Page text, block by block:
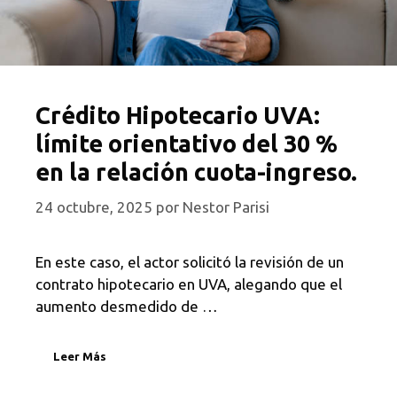
Crédito Hipotecario UVA:
límite orientativo del 30 %
en la relación cuota-ingreso.
24 octubre, 2025 por Nestor Parisi
En este caso, el actor solicitó la revisión de un
contrato hipotecario en UVA, alegando que el
aumento desmedido de …
Leer Más